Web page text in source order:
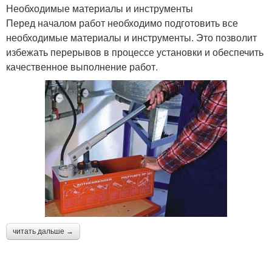
Необходимые материалы и инструменты
Перед началом работ необходимо подготовить все
необходимые материалы и инструменты. Это позволит
избежать перерывов в процессе установки и обеспечить
качественное выполнение работ.
читать дальше →